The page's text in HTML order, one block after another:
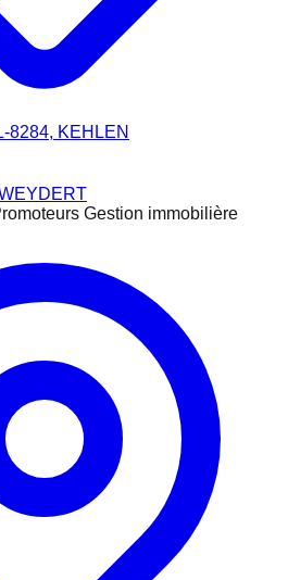
8284, KEHLEN
Gestion immobilière